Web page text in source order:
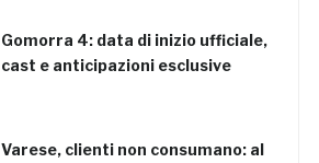
Gomorra 4: data di inizio ufficiale,
cast e anticipazioni esclusive
Varese, clienti non consumano: al